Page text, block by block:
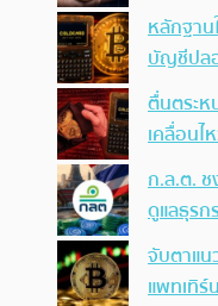
หลักฐาน
บัญชีปล
ตื่นตระห
เคลื่อนไ
ก.ล.ต.
ดูแลธุรก
จับตาแ
แพทเทิ